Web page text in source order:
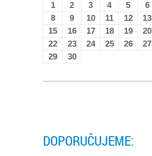
1 2 3 4 5 6
8
9 10 11 12 13
15
16 17 18 19 20
22
23 24 25 26 27
29
30
DOPORUČUJEME: